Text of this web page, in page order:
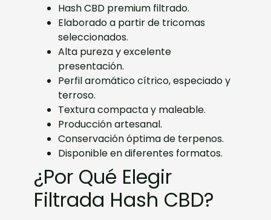
Hash CBD premium filtrado.
Elaborado a partir de tricomas
seleccionados.
Alta pureza y excelente
presentación.
Perfil aromático cítrico, especiado y
terroso.
Textura compacta y maleable.
Producción artesanal.
Conservación óptima de terpenos.
Disponible en diferentes formatos.
¿Por Qué Elegir
Filtrada Hash CBD?